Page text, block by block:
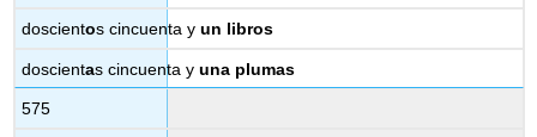
doscientos cincuenta yun libros
doscientas cincuenta yuna plumas
575